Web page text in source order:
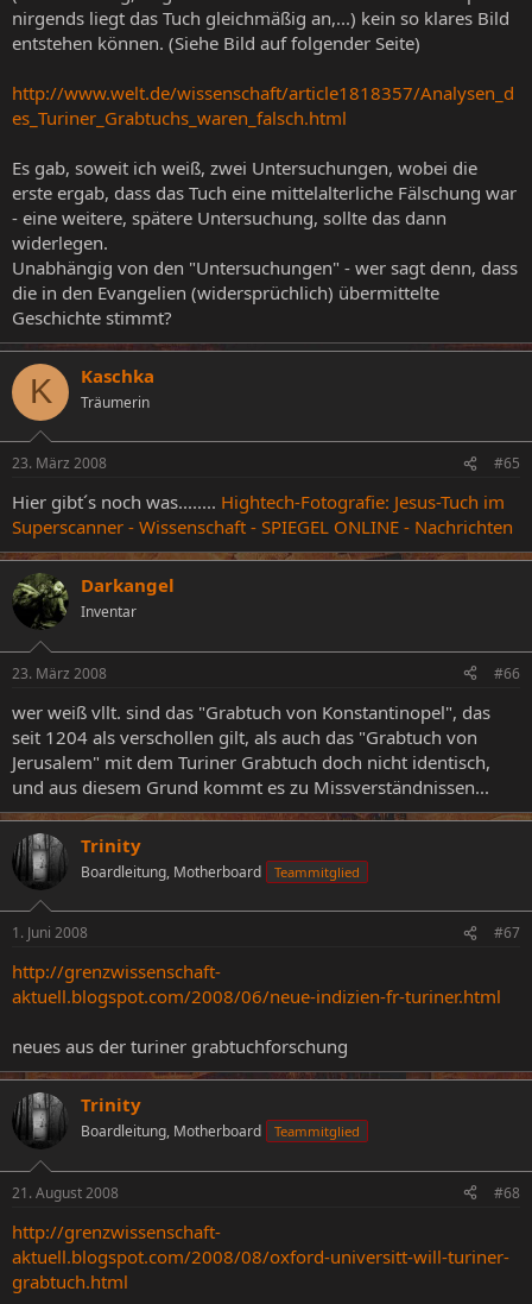
nirgends liegt das Tuch gleichmäßig an,...) kein so klares Bild
entstehen können. (Siehe Bild auf folgender Seite)
http://www.welt.de/wissenschaft/article1818357/Analysen_d
es_Turiner_Grabtuchs_waren_falsch.html
Es gab, soweit ich weiß, zwei Untersuchungen, wobei die
erste ergab, dass das Tuch eine mittelalterliche Fälschung war
- eine weitere, spätere Untersuchung, sollte das dann
widerlegen.
Unabhängig von den "Untersuchungen" - wer sagt denn, dass
die in den Evangelien (widersprüchlich) übermittelte
Geschichte stimmt?
K Kaschka
Träumerin
23. März 2008 #65
Hier gibt´s noch was........ Hightech-Fotografie: Jesus-Tuch im
Superscanner - Wissenschaft - SPIEGEL ONLINE - Nachrichten
Darkangel
Inventar
23. März 2008 #66
wer weiß vllt. sind das "Grabtuch von Konstantinopel", das
seit 1204 als verschollen gilt, als auch das "Grabtuch von
Jerusalem" mit dem Turiner Grabtuch doch nicht identisch,
und aus diesem Grund kommt es zu Missverständnissen...
Trinity
Boardleitung, Motherboard Teammitglied
1. Juni 2008 #67
http://grenzwissenschaft-
aktuell.blogspot.com/2008/06/neue-indizien-fr-turiner.html
neues aus der turiner grabtuchforschung
Trinity
Boardleitung, Motherboard Teammitglied
21. August 2008 #68
http://grenzwissenschaft-
aktuell.blogspot.com/2008/08/oxford-universitt-will-turiner-
grabtuch.html